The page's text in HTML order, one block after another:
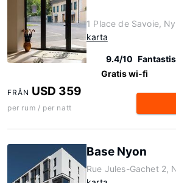
1 Place de Savoie,
karta
9.4/10
Gratis wi-fi
FRÅN USD 359
per rum / per natt
Base Nyon
Rue Jules-Gachet 2,